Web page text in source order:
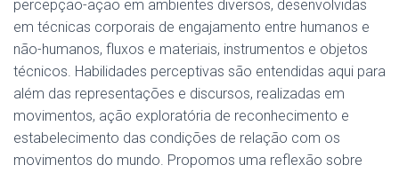
percepção-ação em ambientes diversos, desenvolvidas
em técnicas corporais de engajamento entre humanos e
não-humanos, fluxos e materiais, instrumentos e objetos
técnicos. Habilidades perceptivas são entendidas aqui para
além das representações e discursos, realizadas em
movimentos, ação exploratória de reconhecimento e
estabelecimento das condições de relação com os
movimentos do mundo. Propomos uma reflexão sobre